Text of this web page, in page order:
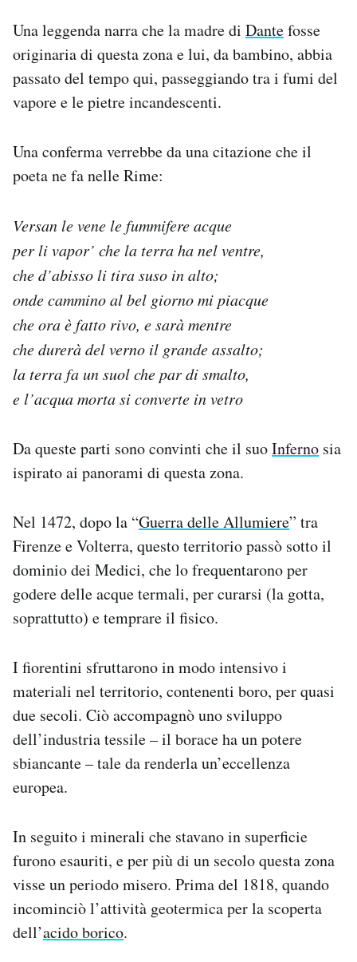
Una leggenda narra che la madre di Dantefosse
originaria di questa zona e lui, da bambino, abbia
passato del tempo qui, passeggiando tra i fumi del
vapore e le pietre incandescenti.
Una conferma verrebbe da una citazione che il
poeta ne fa nelle Rime:
Versan le vene le fummifere acque
per li vapor’ che la terra ha nel ventre,
che d’abisso li tira suso in alto;
onde cammino al bel giorno mi piacque
che ora è fatto rivo, e sarà mentre
che durerà del verno il grande assalto;
la terra fa un suol che par di smalto,
e l’acqua morta si converte in vetro
Da queste parti sono convinti che il suoInferno sia
ispirato ai panorami di questa zona.
Nel 1472, dopo la “Guerra delle Allumiere” tra
Firenze e Volterra, questo territorio passò sotto il
dominio dei Medici, che lo frequentarono per
godere delle acque termali, per curarsi (la gotta,
soprattutto) e temprare il fisico.
I fiorentini sfruttarono in modo intensivo i
materiali nel territorio, contenenti boro, per quasi
due secoli. Ciò accompagnò uno sviluppo
dell’industria tessile – il borace ha un potere
sbiancante – tale da renderla un’eccellenza
europea.
In seguito i minerali che stavano in superficie
furono esauriti, e per più di un secolo questa zona
visse un periodo misero. Prima del 1818, quando
incominciò l’attività geotermica per la scoperta
dell’acido borico.